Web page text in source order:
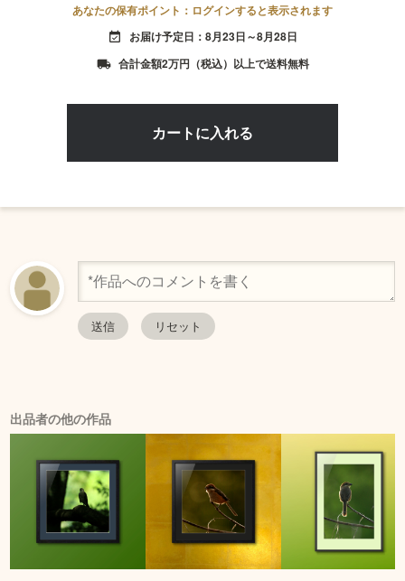
あなたの保有ポイント：ログインすると表示されます
event_available お届け予定日：8月23日～8月28日
local_shipping 合計金額2万円（税込）以上で送料無料
出品者の他の作品